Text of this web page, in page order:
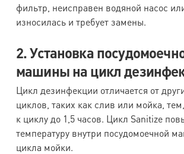
фильтр, неисправен водяной насос
износилась и требует замены.
2. Установка
машины на цикл
Цикл дезинфекции отличается от
циклов, таких как слив или мойка,
к циклу до 1,5 часов. Цикл Sanitize
температуру внутри посудомоечной
цикла мойки.